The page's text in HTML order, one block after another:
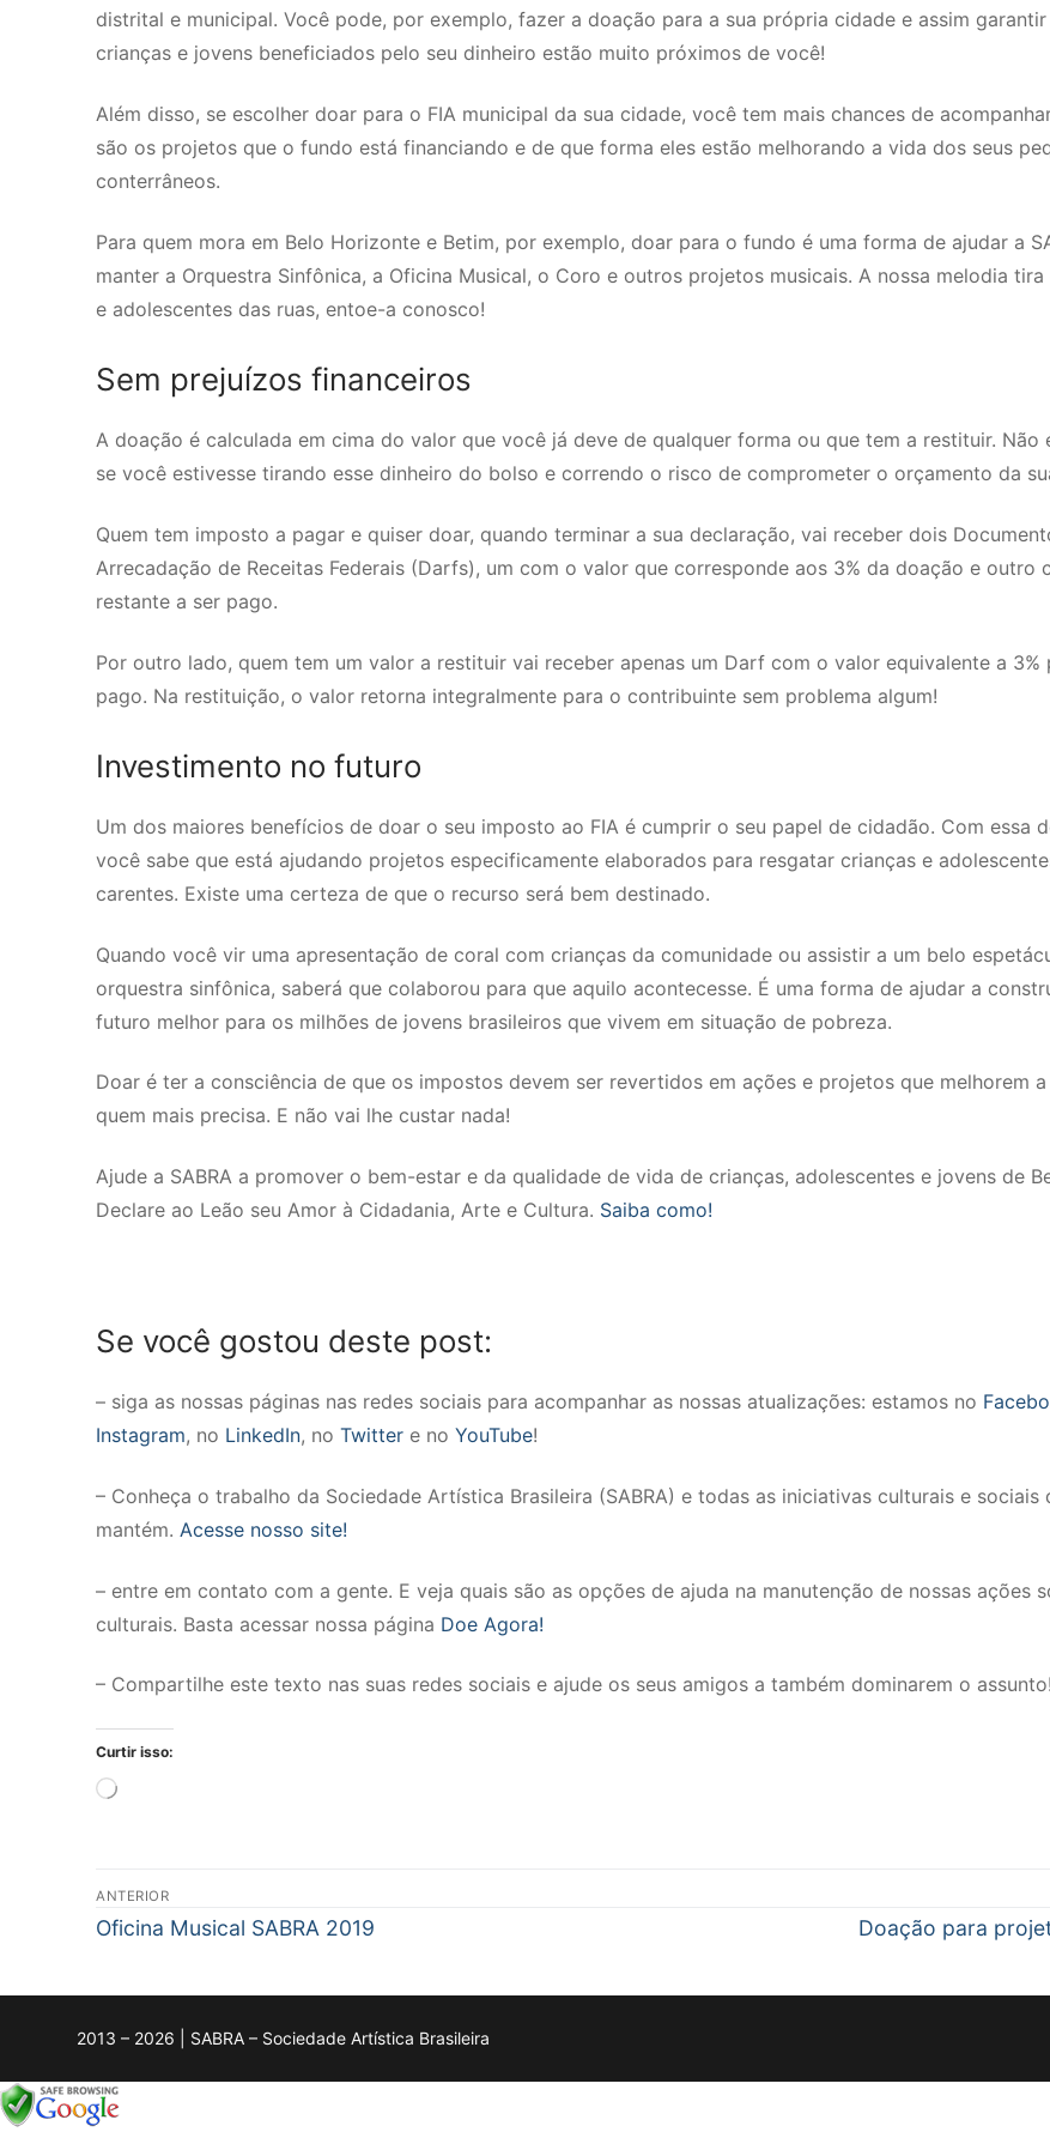
distrital e municipal. Você pode, por exemplo, fazer a doação para a sua própria cidade e assim
crianças e jovens beneficiados pelo seu dinheiro estão muito próximos de você!
Além disso, se escolher doar para o FIA municipal da sua cidade, você tem mais chances de
são os projetos que o fundo está financiando e de que forma eles estão melhorando a vida dos seus
conterrâneos.
Para quem mora em Belo Horizonte e Betim, por exemplo, doar para o fundo é uma forma de ajudar a
manter a Orquestra Sinfônica, a Oficina Musical, o Coro e outros projetos musicais. A nossa melodia tira
e adolescentes das ruas, entoe-a conosco!
Sem prejuízos financeiros
A doação é calculada em cima do valor que você já deve de qualquer forma ou que tem a restituir. Não
se você estivesse tirando esse dinheiro do bolso e correndo o risco de comprometer o orçamento da
Quem tem imposto a pagar e quiser doar, quando terminar a sua declaração, vai receber dois
Arrecadação de Receitas Federais (Darfs), um com o valor que corresponde aos 3% da doação e outro
restante a ser pago.
Por outro lado, quem tem um valor a restituir vai receber apenas um Darf com o valor equivalente a 3%
pago. Na restituição, o valor retorna integralmente para o contribuinte sem problema algum!
Investimento no futuro
Um dos maiores benefícios de doar o seu imposto ao FIA é cumprir o seu papel de cidadão. Com essa
você sabe que está ajudando projetos especificamente elaborados para resgatar crianças e
carentes. Existe uma certeza de que o recurso será bem destinado.
Quando você vir uma apresentação de coral com crianças da comunidade ou assistir a um belo
orquestra sinfônica, saberá que colaborou para que aquilo acontecesse. É uma forma de ajudar a
futuro melhor para os milhões de jovens brasileiros que vivem em situação de pobreza.
Doar é ter a consciência de que os impostos devem ser revertidos em ações e projetos que melhorem
quem mais precisa. E não vai lhe custar nada!
Ajude a SABRA a promover o bem-estar e da qualidade de vida de crianças, adolescentes e jovens de
Declare ao Leão seu Amor à Cidadania, Arte e Cultura. Saiba como!
Se você gostou deste post:
– siga as nossas páginas nas redes sociais para acompanhar as nossas atualizações: estamos no
Instagram, no LinkedIn, no Twitter e no YouTube!
– Conheça o trabalho da Sociedade Artística Brasileira (SABRA) e todas as iniciativas culturais e sociais
mantém. Acesse nosso site!
– entre em contato com a gente. E veja quais são as opções de ajuda na manutenção de nossas ações
culturais. Basta acessar nossa página Doe Agora!
– Compartilhe este texto nas suas redes sociais e ajude os seus amigos a também dominarem o assunto!
Curtir isso:
Carregando...
Navegação
de
Post
ANTERIOR
Post
Oficina Musical SABRA 2019
Próximo
Doação para
2013 – 2026 | SABRA – Sociedade Artística Brasileira